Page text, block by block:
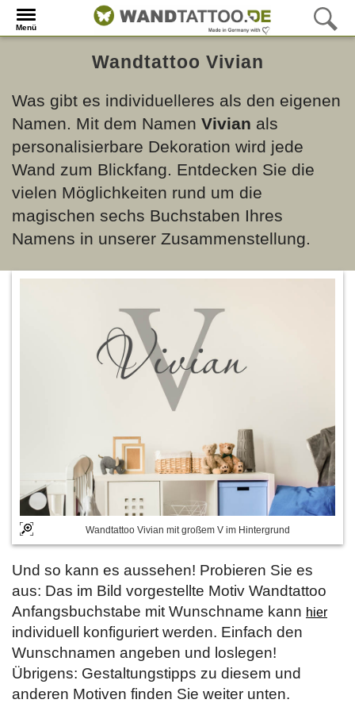
Menü
Wandtattoo Vivian
Was gibt es individuelleres als den eigenen
Namen. Mit dem Namen Vivian als
personalisierbare Dekoration wird jede
Wand zum Blickfang. Entdecken Sie die
vielen Möglichkeiten rund um die
magischen sechs Buchstaben Ihres
Namens in unserer Zusammenstellung.
Wandtattoo Vivian mit großem V im Hintergrund
Und so kann es aussehen! Probieren Sie es
aus: Das im Bild vorgestellte Motiv Wandtattoo
Anfangsbuchstabe mit Wunschname kann hier
individuell konfiguriert werden. Einfach den
Wunschnamen angeben und loslegen!
Übrigens: Gestaltungstipps zu diesem und
anderen Motiven finden Sie weiter unten.